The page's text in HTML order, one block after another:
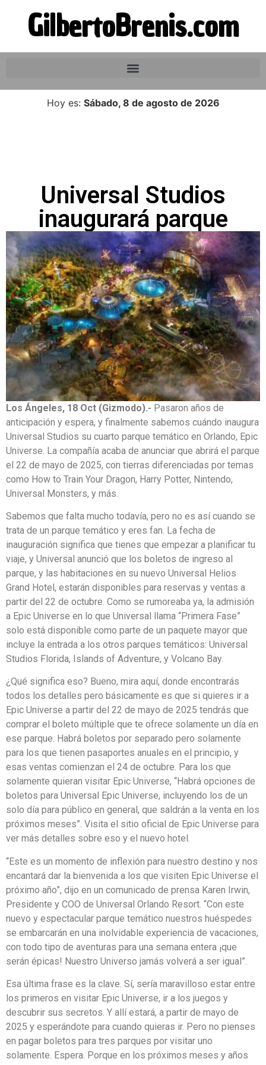
GilbertoBrenis.com
Hoy es: Sábado, 8 de agosto de 2026
Universal Studios
inaugurará parque
Los Ángeles, 18 Oct (Gizmodo).- Pasaron años de
anticipación y espera, y finalmente sabemos cuándo inaugura
Universal Studios su cuarto parque temático en Orlando, Epic
Universe. La compañía acaba de anunciar que abrirá el parque
el 22 de mayo de 2025, con tierras diferenciadas por temas
como How to Train Your Dragon, Harry Potter, Nintendo,
Universal Monsters, y más.
Sabemos que falta mucho todavía, pero no es así cuando se
trata de un parque temático y eres fan. La fecha de
inauguración significa que tienes que empezar a planificar tu
viaje, y Universal anunció que los boletos de ingreso al
parque, y las habitaciones en su nuevo Universal Helios
Grand Hotel, estarán disponibles para reservas y ventas a
partir del 22 de octubre. Como se rumoreaba ya, la admisión
a Epic Universe en lo que Universal llama “Primera Fase”
solo está disponible como parte de un paquete mayor que
incluye la entrada a los otros parques temáticos: Universal
Studios Florida, Islands of Adventure, y Volcano Bay.
¿Qué significa eso? Bueno, mira aquí, donde encontrarás
todos los detalles pero básicamente es que si quieres ir a
Epic Universe a partir del 22 de mayo de 2025 tendrás que
comprar el boleto múltiple que te ofrece solamente un día en
ese parque. Habrá boletos por separado pero solamente
para los que tienen pasaportes anuales en el principio, y
esas ventas comienzan el 24 de octubre. Para los que
solamente quieran visitar Epic Universe, “Habrá opciones de
boletos para Universal Epic Universe, incluyendo los de un
solo día para público en general, que saldrán a la venta en los
próximos meses”. Visita el sitio oficial de Epic Universe para
ver más detalles sobre eso y el nuevo hotel.
“Este es un momento de inflexión para nuestro destino y nos
encantará dar la bienvenida a los que visiten Epic Universe el
próximo año”, dijo en un comunicado de prensa Karen Irwin,
Presidente y COO de Universal Orlando Resort. “Con este
nuevo y espectacular parque temático nuestros huéspedes
se embarcarán en una inolvidable experiencia de vacaciones,
con todo tipo de aventuras para una semana entera ¡que
serán épicas! Nuestro Universo jamás volverá a ser igual”.
Esa última frase es la clave. Sí, sería maravilloso estar entre
los primeros en visitar Epic Universe, ir a los juegos y
descubrir sus secretos. Y allí estará, a partir de mayo de
2025 y esperándote para cuando quieras ir. Pero no pienses
en pagar boletos para tres parques por visitar uno
solamente. Espera. Porque en los próximos meses y años